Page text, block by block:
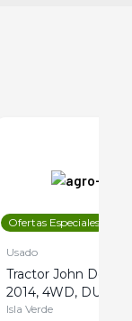
Ofertas Especiales
Usado
Tractor John Deere
2014, 4WD, DUAL
Isla Verde